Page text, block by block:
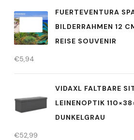
FUERTEVENTURA
BILDERRAHMEN 12
REISE SOUVENIR
€5,94
VIDAXL FALTBARE
LEINENOPTIK
DUNKELGRAU
€52,99